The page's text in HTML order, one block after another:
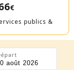
€
publics &